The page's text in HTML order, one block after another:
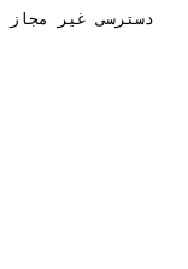
دسترسی غیر مجاز